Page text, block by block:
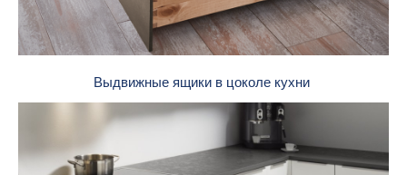
Выдвижные ящики в цоколе кухни